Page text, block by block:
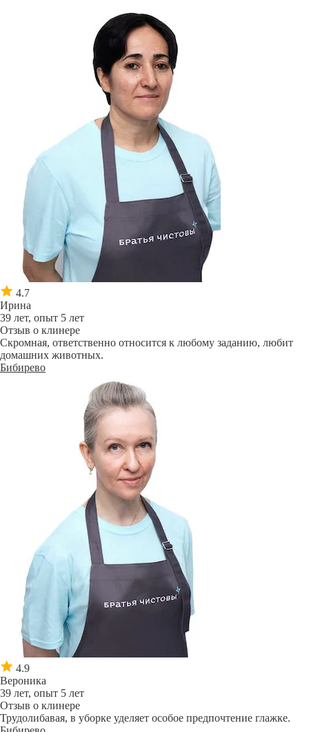
4.7
Ирина
39 лет, опыт 5 лет
Отзыв о клинере
Скромная, ответственно относится к любому заданию, любит
домашних животных.
Бибирево
4.9
Вероника
39 лет, опыт 5 лет
Отзыв о клинере
Трудолибавая, в уборке уделяет особое предпочтение глажке.